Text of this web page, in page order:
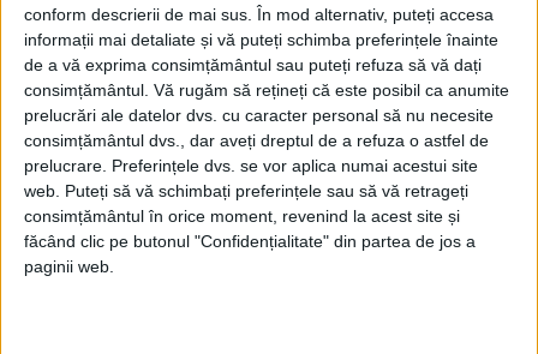
conform descrierii de mai sus. În mod alternativ, puteți accesa
informații mai detaliate și vă puteți schimba preferințele înainte
de a vă exprima consimțământul sau puteți refuza să vă dați
consimțământul. Vă rugăm să rețineți că este posibil ca anumite
prelucrări ale datelor dvs. cu caracter personal să nu necesite
consimțământul dvs., dar aveți dreptul de a refuza o astfel de
prelucrare. Preferințele dvs. se vor aplica numai acestui site
web. Puteți să vă schimbați preferințele sau să vă retrageți
consimțământul în orice moment, revenind la acest site și
făcând clic pe butonul "Confidențialitate" din partea de jos a
paginii web.
Comerţului (1918), ministru al Industriei şi
Comerţului (1928-1929, 1930, 1932), al
Finanţelor (1929-1930, 1932-1933), al
Agriculturii şi Domeniilor (1930-1931), ad
interim la Comunicaţii (1929).